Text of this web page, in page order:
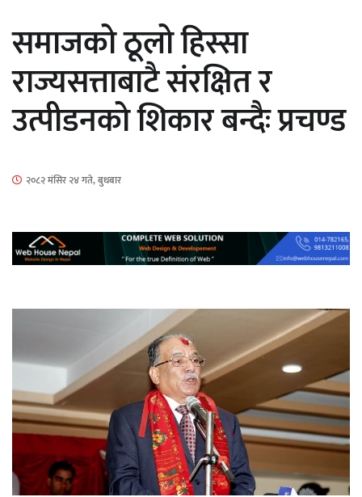
सार्वजनिक
माताकाे नाममा गलत गतिविधि गर्ने थापा प्रहरी
नेपालगञ्जमा पर्खाल भत्किँदा दुई मजदुरको मृत्यु
‘ईयुमा डट कम’ले बुधबारदेखि आफ्नो
औपचारिक सेवा सञ्चालनमा
समाजको ठूलो हिस्सा
राज्यसत्ताबाटै संरक्षित र
उत्पीडनको शिकार बन्दैः प्रचण्ड
२०८२ मंसिर २४ गते, बुधबार